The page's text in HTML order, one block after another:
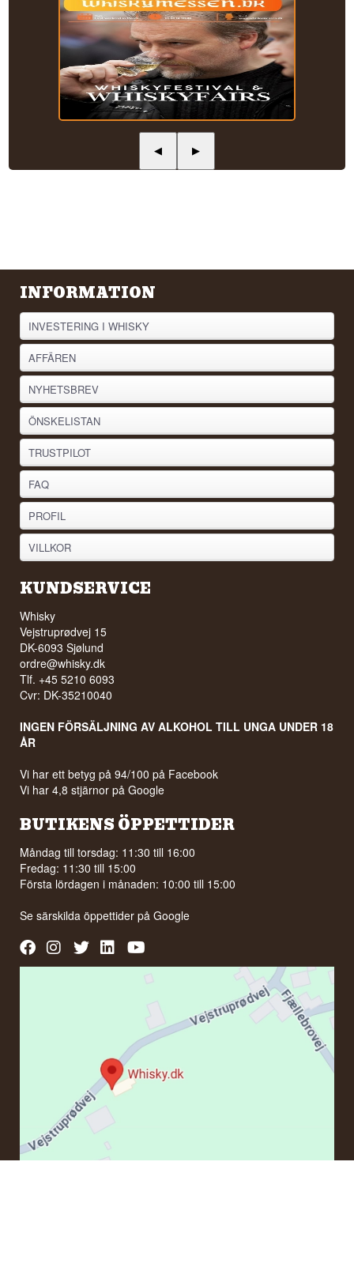
◀ ▶
INFORMATION
INVESTERING I WHISKY
AFFÄREN
NYHETSBREV
ÖNSKELISTAN
TRUSTPILOT
FAQ
PROFIL
VILLKOR
KUNDSERVICE
Whisky
Vejstruprødvej 15
DK-6093 Sjølund
ordre@whisky.dk
Tlf. +45 5210 6093
Cvr: DK-35210040
INGEN FÖRSÄLJNING AV ALKOHOL TILL UNGA UNDER 18
ÅR
Vi har ett betyg på 94/100 på Facebook
Vi har 4,8 stjärnor på Google
BUTIKENS ÖPPETTIDER
Måndag till torsdag: 11:30 till 16:00
Fredag: 11:30 till 15:00
Första lördagen i månaden: 10:00 till 15:00
Se särskilda öppettider påGoogle